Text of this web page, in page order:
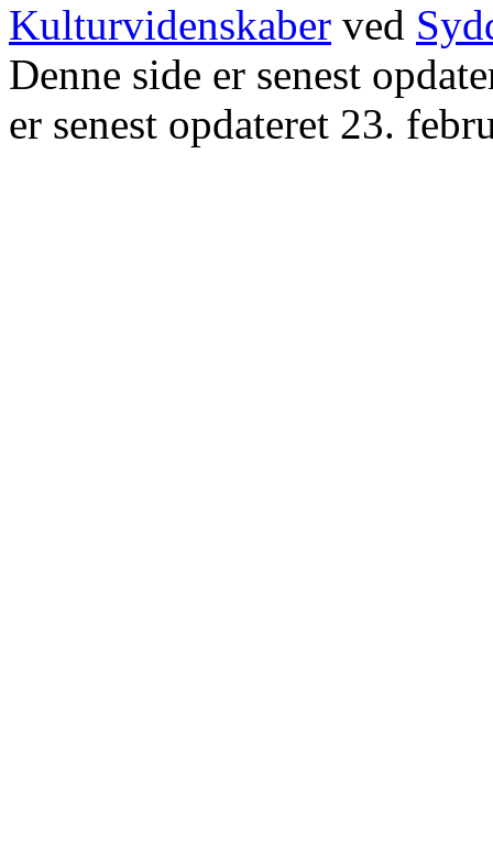
Kulturvidenskaber ved
Denne side er senest
er senest opdateret 23.